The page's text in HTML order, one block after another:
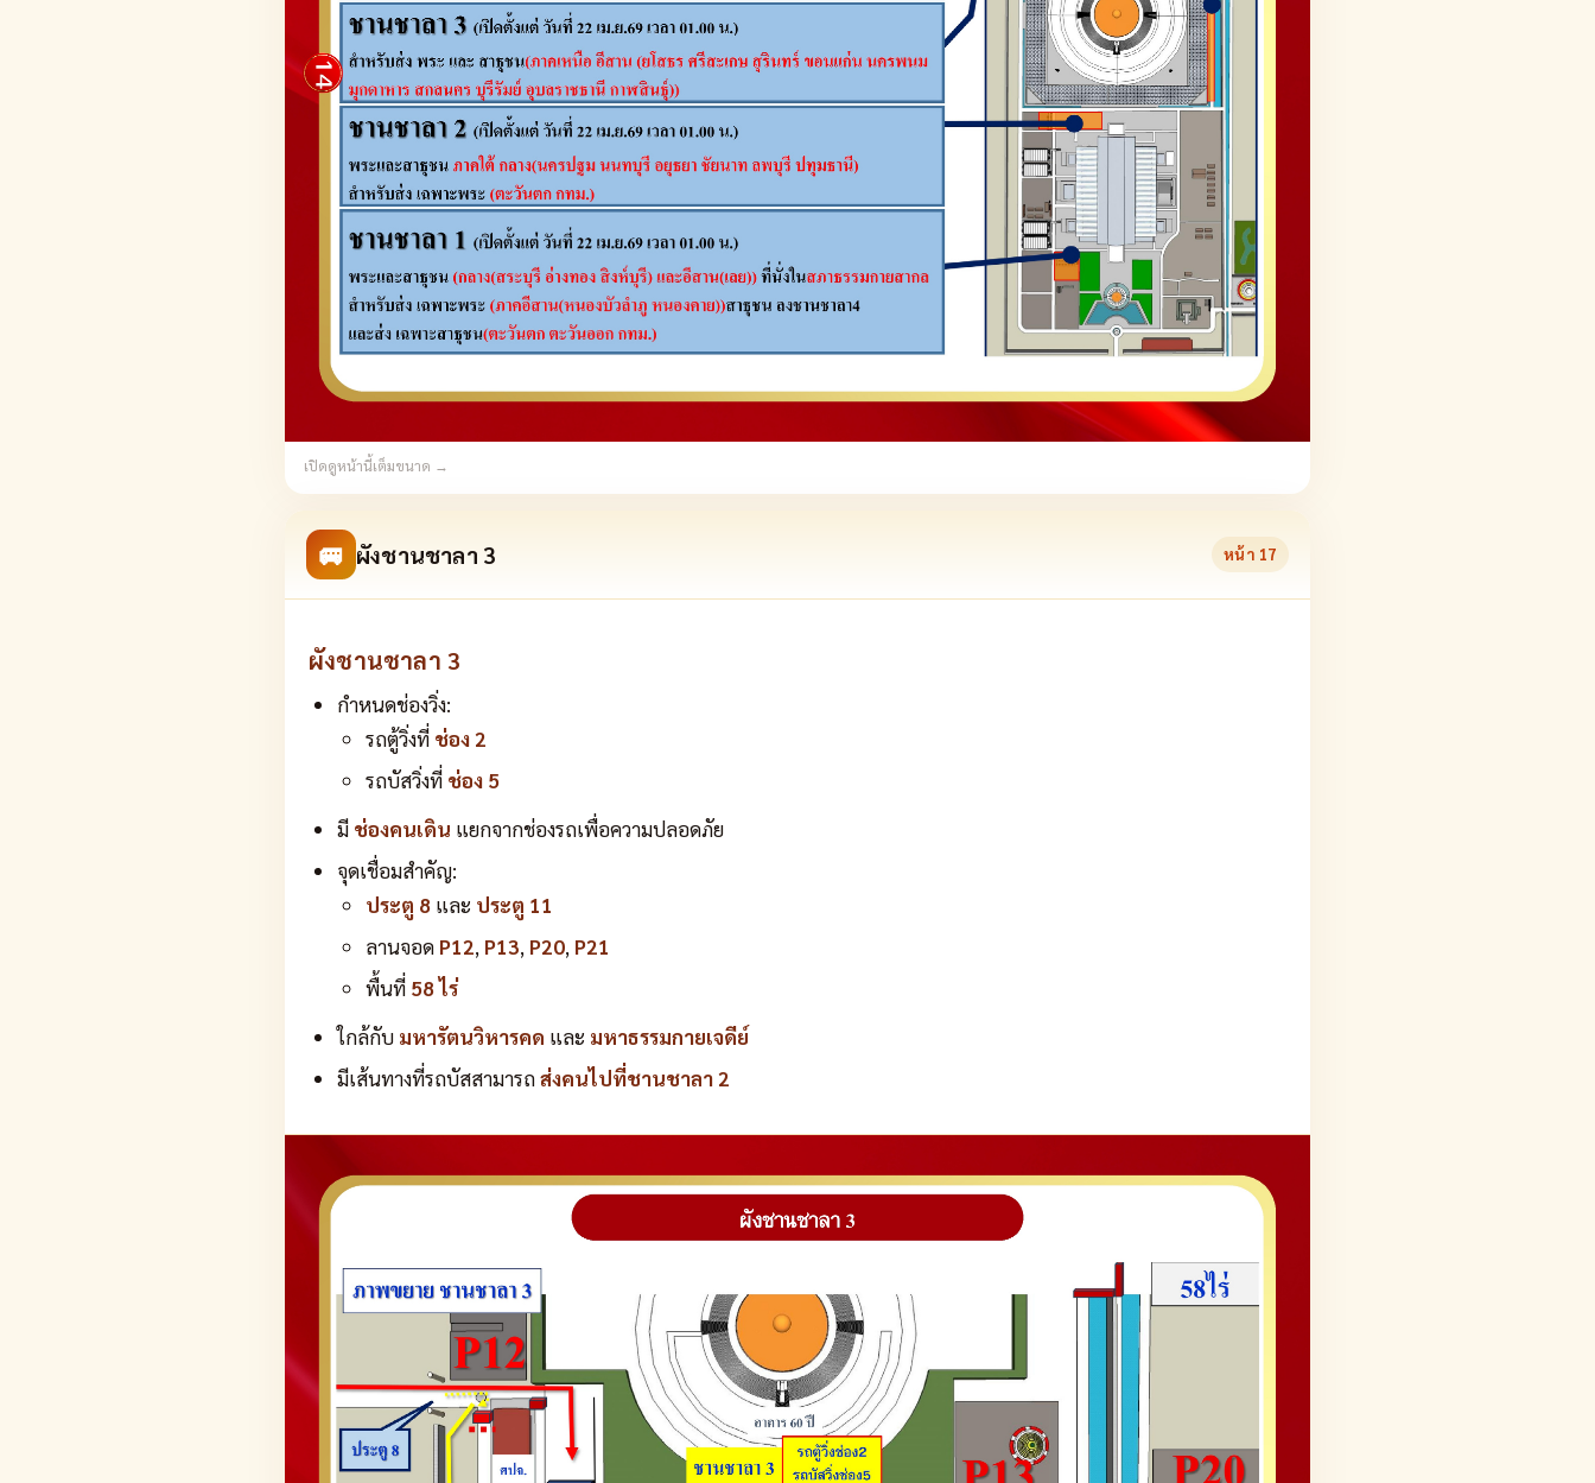
เปิดดูหน้านี้เต็มขนาด →
🚐 ผังชานชาลา 3 หน้า 17
ผังชานชาลา 3
กำหนดช่องวิ่ง:
รถตู้วิ่งที่ ช่อง 2
รถบัสวิ่งที่ ช่อง 5
มี ช่องคนเดิน แยกจากช่องรถเพื่อความปลอดภัย
จุดเชื่อมสำคัญ:
ประตู 8 และ ประตู 11
ลานจอด P12, P13, P20, P21
พื้นที่ 58 ไร่
ใกล้กับ มหารัตนวิหารคด และ มหาธรรมกายเจดีย์
มีเส้นทางที่รถบัสสามารถส่งคนไปที่ชานชาลา 2